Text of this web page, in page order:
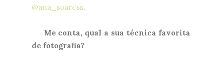
@ana_soaress.
Me conta, qual a sua técnica favorita
de fotografia?